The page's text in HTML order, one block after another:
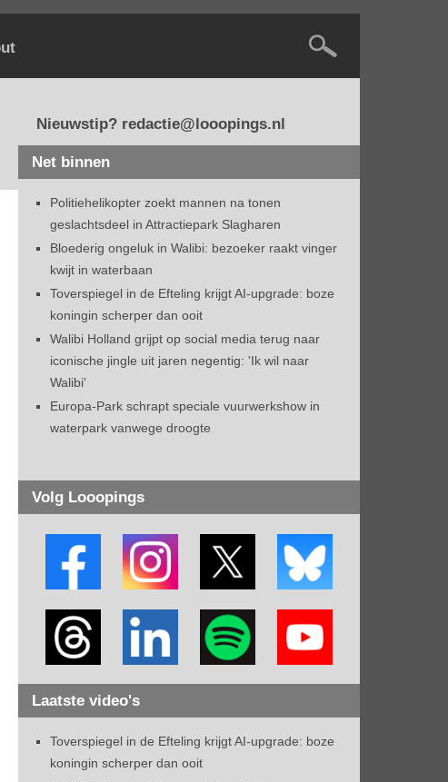
Nieuwstip? redactie@looopings.nl
Net binnen
Politiehelikopter zoekt mannen na tonen
geslachtsdeel in Attractiepark Slagharen
Bloederig ongeluk in Walibi: bezoeker raakt vinger
kwijt in waterbaan
Toverspiegel in de Efteling krijgt AI-upgrade: boze
koningin scherper dan ooit
Walibi Holland grijpt op social media terug naar
iconische jingle uit jaren negentig: 'Ik wil naar
Walibi'
Europa-Park schrapt speciale vuurwerkshow in
waterpark vanwege droogte
Volg Looopings
Laatste video's
Toverspiegel in de Efteling krijgt AI-upgrade: boze
koningin scherper dan ooit